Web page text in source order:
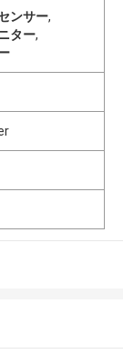
ンサー,
ター,